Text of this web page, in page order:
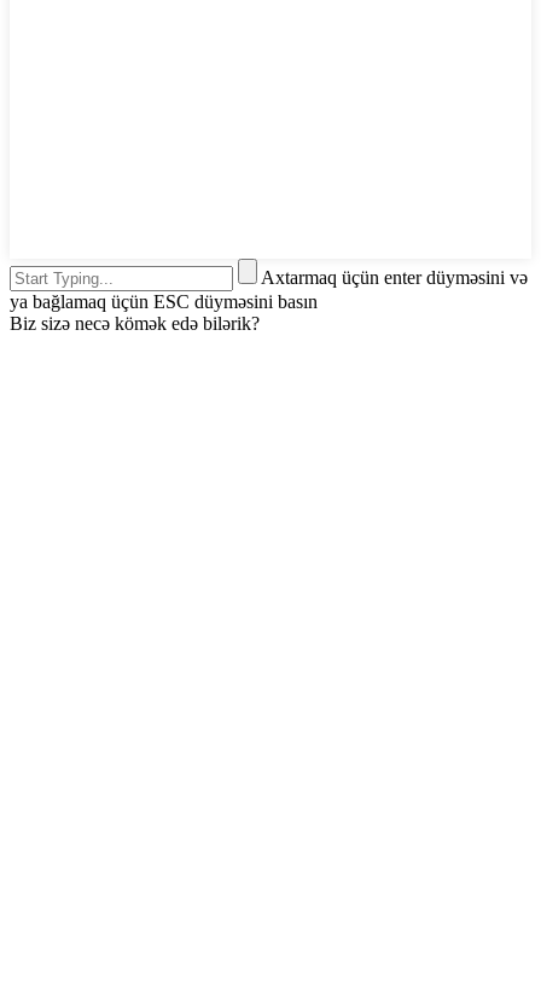
Axtarmaq üçün enter düyməsini və
ya bağlamaq üçün ESC düyməsini basın
Biz sizə necə kömək edə bilərik?